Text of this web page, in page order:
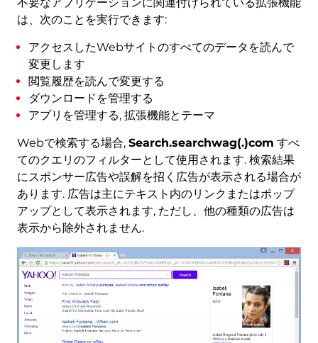
は、次のことを実行できます:
アクセスしたWebサイトのすべてのデータを読んで
変更します
閲覧履歴を読んで変更する
ダウンロードを管理する
アプリを管理する, 拡張機能とテーマ
Webで検索する場合, Search.searchwag(.)com すべ
てのクエリのフィルターとして使用されます. 検索結果
にスポンサー広告や誤解を招く広告が表示される場合が
あります. 広告は主にテキスト内のリンクまたはポップ
アップとして表示されます, ただし、他の種類の広告は
表示から除外されません.